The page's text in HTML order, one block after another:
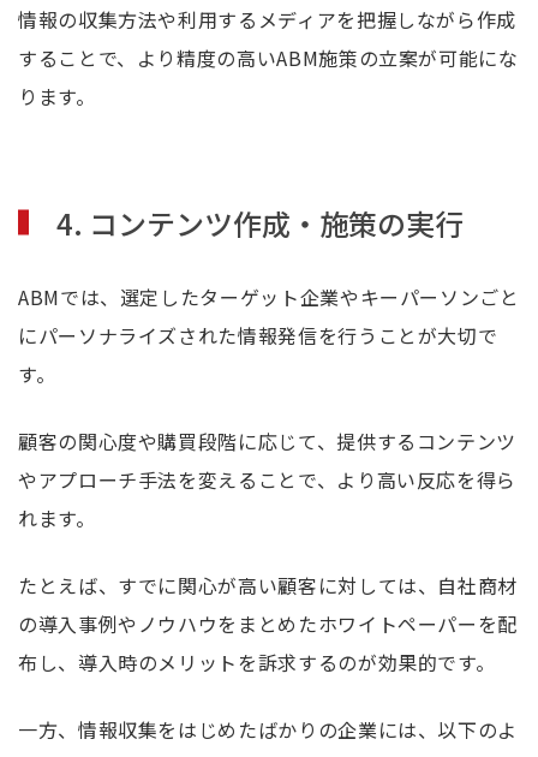
情報の収集方法や利用するメディアを把握しながら作成
することで、より精度の高いABM施策の立案が可能にな
ります。
4. コンテンツ作成・施策の実行
ABMでは、選定したターゲット企業やキーパーソンごと
にパーソナライズされた情報発信を行うことが大切で
す。
顧客の関心度や購買段階に応じて、提供するコンテンツ
やアプローチ手法を変えることで、より高い反応を得ら
れます。
たとえば、すでに関心が高い顧客に対しては、自社商材
の導入事例やノウハウをまとめたホワイトペーパーを配
布し、導入時のメリットを訴求するのが効果的です。
一方、情報収集をはじめたばかりの企業には、以下のよ